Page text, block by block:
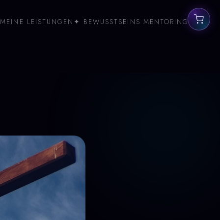
LEISTUNGEN ✦ BEWUSSTSEINS MENTORING